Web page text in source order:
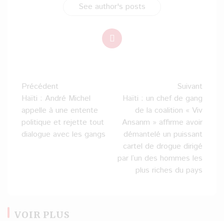
See author's posts
Navigation
d’article
Précédent
Haïti : André Michel
appelle à une entente
politique et rejette tout
dialogue avec les gangs
Suivant
Haïti : un chef de gang
de la coalition « Viv
Ansanm » affirme avoir
démantelé un puissant
cartel de drogue dirigé
par l’un des hommes les
plus riches du pays
VOIR PLUS